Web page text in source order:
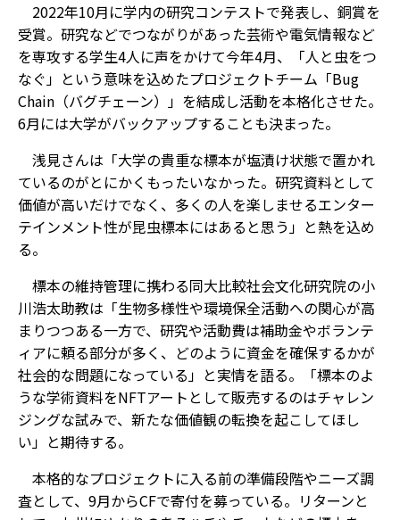
2022年10月に学内の研究コンテストで発表し、銅賞を
受賞。研究などでつながりがあった芸術や電気情報など
を専攻する学生4人に声をかけて今年4月、「人と虫をつ
なぐ」という意味を込めたプロジェクトチーム「Bug
Chain（バグチェーン）」を結成し活動を本格化させた。
6月には大学がバックアップすることも決まった。
浅見さんは「大学の貴重な標本が塩漬け状態で置かれ
ているのがとにかくもったいなかった。研究資料として
価値が高いだけでなく、多くの人を楽しませるエンター
テインメント性が昆虫標本にはあると思う」と熱を込め
る。
標本の維持管理に携わる同大比較社会文化研究院の小
川浩太助教は「生物多様性や環境保全活動への関心が高
まりつつある一方で、研究や活動費は補助金やボランテ
ィアに頼る部分が多く、どのように資金を確保するかが
社会的な問題になっている」と実情を語る。「標本のよ
うな学術資料をNFTアートとして販売するのはチャレン
ジングな試みで、新たな価値観の転換を起こしてほし
い」と期待する。
本格的なプロジェクトに入る前の準備段階やニーズ調
査として、9月からCFで寄付を募っている。リターンと